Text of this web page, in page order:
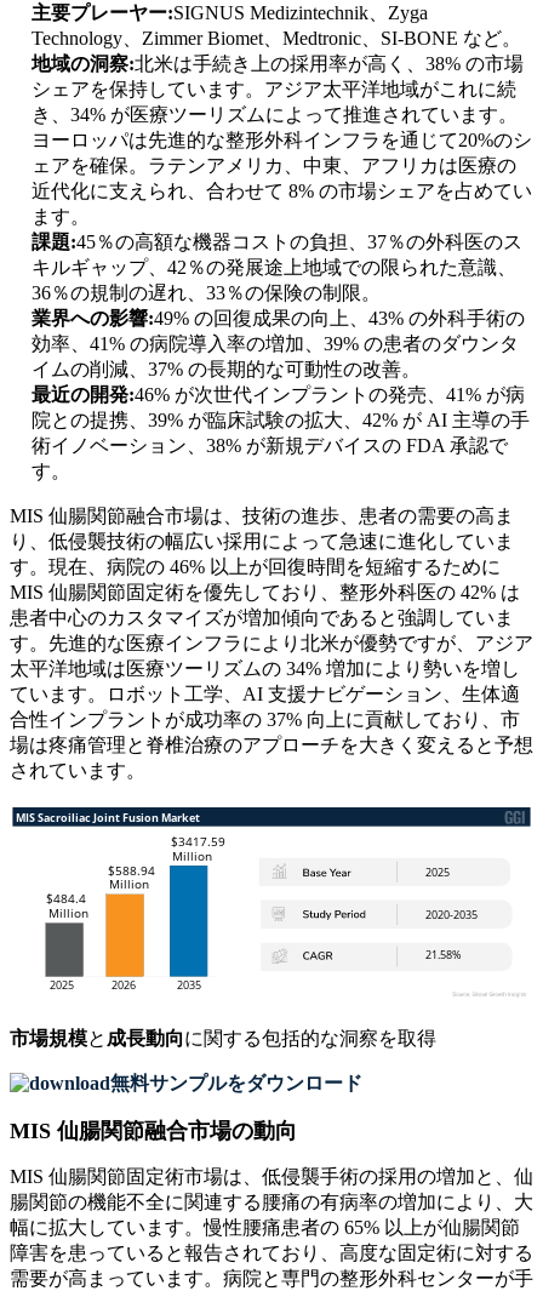
主要プレーヤー:SIGNUS Medizintechnik、Zyga
Technology、Zimmer Biomet、Medtronic、SI-BONE など。
地域の洞察:北米は手続き上の採用率が高く、38% の市場
シェアを保持しています。アジア太平洋地域がこれに続
き、34% が医療ツーリズムによって推進されています。
ヨーロッパは先進的な整形外科インフラを通じて20%のシ
ェアを確保。ラテンアメリカ、中東、アフリカは医療の
近代化に支えられ、合わせて 8% の市場シェアを占めてい
ます。
課題:45％の高額な機器コストの負担、37％の外科医のス
キルギャップ、42％の発展途上地域での限られた意識、
36％の規制の遅れ、33％の保険の制限。
業界への影響:49% の回復成果の向上、43% の外科手術の
効率、41% の病院導入率の増加、39% の患者のダウンタ
イムの削減、37% の長期的な可動性の改善。
最近の開発:46% が次世代インプラントの発売、41% が病
院との提携、39% が臨床試験の拡大、42% が AI 主導の手
術イノベーション、38% が新規デバイスの FDA 承認で
す。
MIS 仙腸関節融合市場は、技術の進歩、患者の需要の高ま
り、低侵襲技術の幅広い採用によって急速に進化していま
す。現在、病院の 46% 以上が回復時間を短縮するために
MIS 仙腸関節固定術を優先しており、整形外科医の 42% は
患者中心のカスタマイズが増加傾向であると強調していま
す。先進的な医療インフラにより北米が優勢ですが、アジア
太平洋地域は医療ツーリズムの 34% 増加により勢いを増し
ています。ロボット工学、AI 支援ナビゲーション、生体適
合性インプラントが成功率の 37% 向上に貢献しており、市
場は疼痛管理と脊椎治療のアプローチを大きく変えると予想
されています。
市場規模と成長動向に関する包括的な洞察を取得
無料サンプルをダウンロード
MIS 仙腸関節融合市場の動向
MIS 仙腸関節固定術市場は、低侵襲手術の採用の増加と、仙
腸関節の機能不全に関連する腰痛の有病率の増加により、大
幅に拡大しています。慢性腰痛患者の 65% 以上が仙腸関節
障害を患っていると報告されており、高度な固定術に対する
需要が高まっています。病院と専門の整形外科センターが手